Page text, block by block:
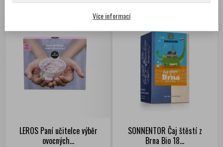
LEROS Paní učitelce výběr
ovocných...
SONNENTOR Čaj štěstí z
Brna Bio 18...
Více informací